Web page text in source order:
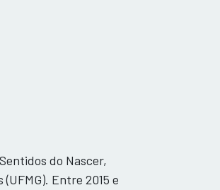
do Nascer,
Entre 2015 e